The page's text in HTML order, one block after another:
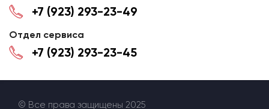
+7 (923) 293-23-49
Отдел сервиса
+7 (923) 293-23-45
© Все права защищены 2025